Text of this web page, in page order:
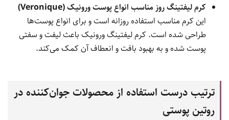
کرم لیفتینگ روز مناسب انواع پوست ورونیک (Veronique)
این کرم مناسب استفاده روزانه است و برای انواع پوست‌ها
طراحی شده است. کرم لیفتینگ ورونیک باعث لیفت و سفتی
پوست شده و به بهبود بافت و انعطاف آن کمک می‌کند.
ترتیب درست استفاده از محصولات جوان‌کننده در
روتین پوستی